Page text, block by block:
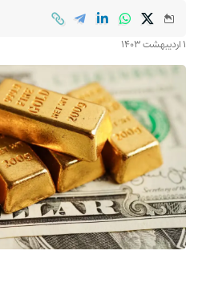
1 اردیبهشت 1403